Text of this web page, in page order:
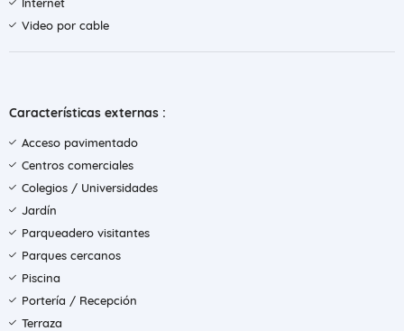
Video por cable
Características externas :
Acceso pavimentado
Centros comerciales
Colegios / Universidades
Jardín
Parqueadero visitantes
Parques cercanos
Piscina
Portería / Recepción
Terraza